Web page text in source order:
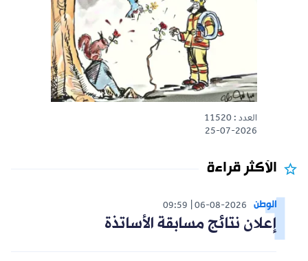
العدد : 11520
25-07-2026
الأكثر قراءة
الوطن 06-08-2026
09:59
إعلان نتائج مسابقة الأساتذة